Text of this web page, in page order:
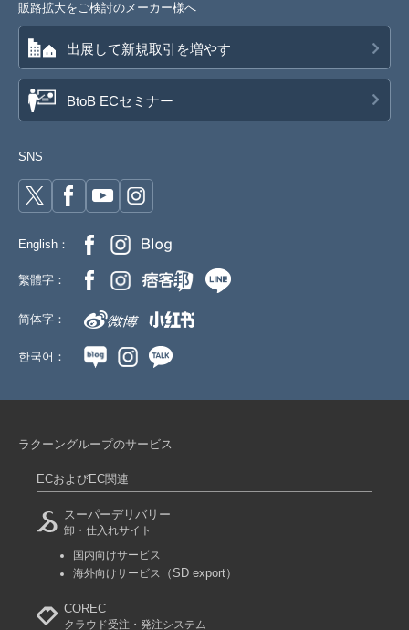
販路拡大をご検討のメーカー様へ
出展して新規取引を増やす
BtoB ECセミナー
SNS
English：
繁體字：
简体字：
한국어：
ラクーングループのサービス
ECおよびEC関連
スーパーデリバリー
卸・仕入れサイト
国内向けサービス
海外向けサービス
（SD export）
COREC
クラウド受注・発注システム